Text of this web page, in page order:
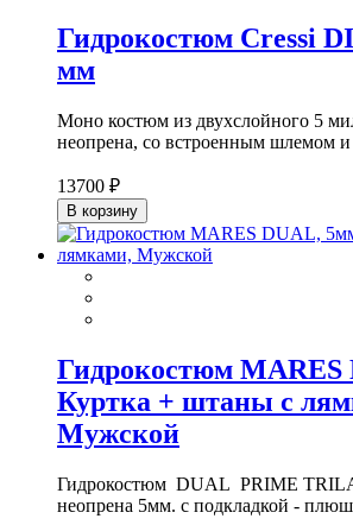
Гидрокостюм Cressi
мм
Моно костюм из двухслойного 5
неопрена, со встроенным шлемом
13700 ₽
В корзину
Гидрокостюм
Куртка + штаны с
Мужской
Гидрокостюм DUAL PRIME
неопрена 5мм. c подкладкой -